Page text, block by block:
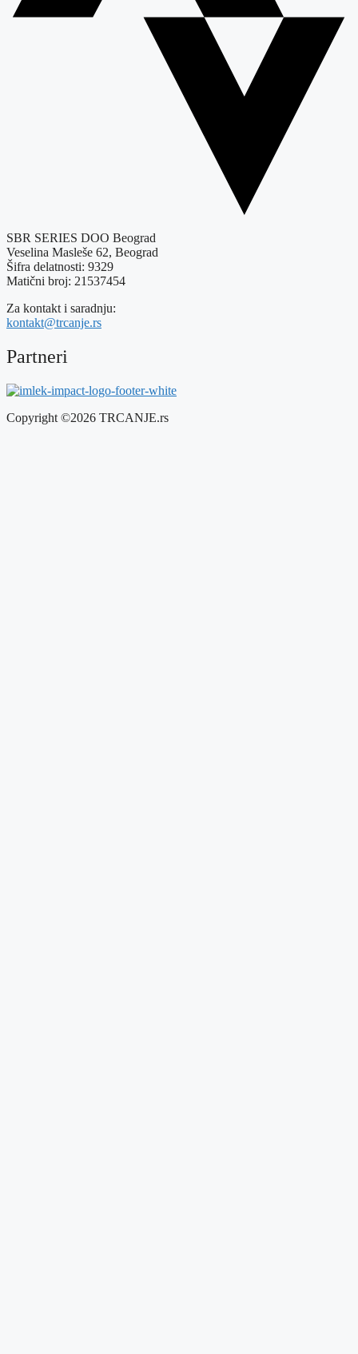
SBR SERIES DOO Beograd
Veselina Masleše 62, Beograd
Šifra delatnosti: 9329
Matični broj: 21537454
Za kontakt i saradnju:
kontakt@trcanje.rs
Partneri
Copyright ©2026 TRCANJE.rs